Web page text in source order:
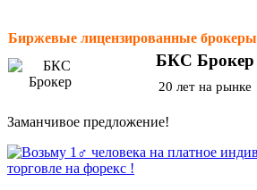
Биржевые лицензированные брокеры
БКС Брокер
20 лет на рынке
Заманчивое предложение!